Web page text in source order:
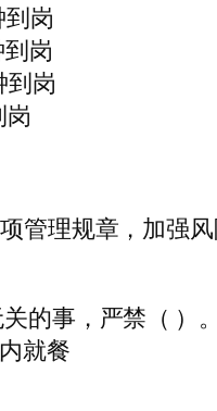
岗
岗
到岗
管理规章，加强
的事，严禁（ ）。
就餐